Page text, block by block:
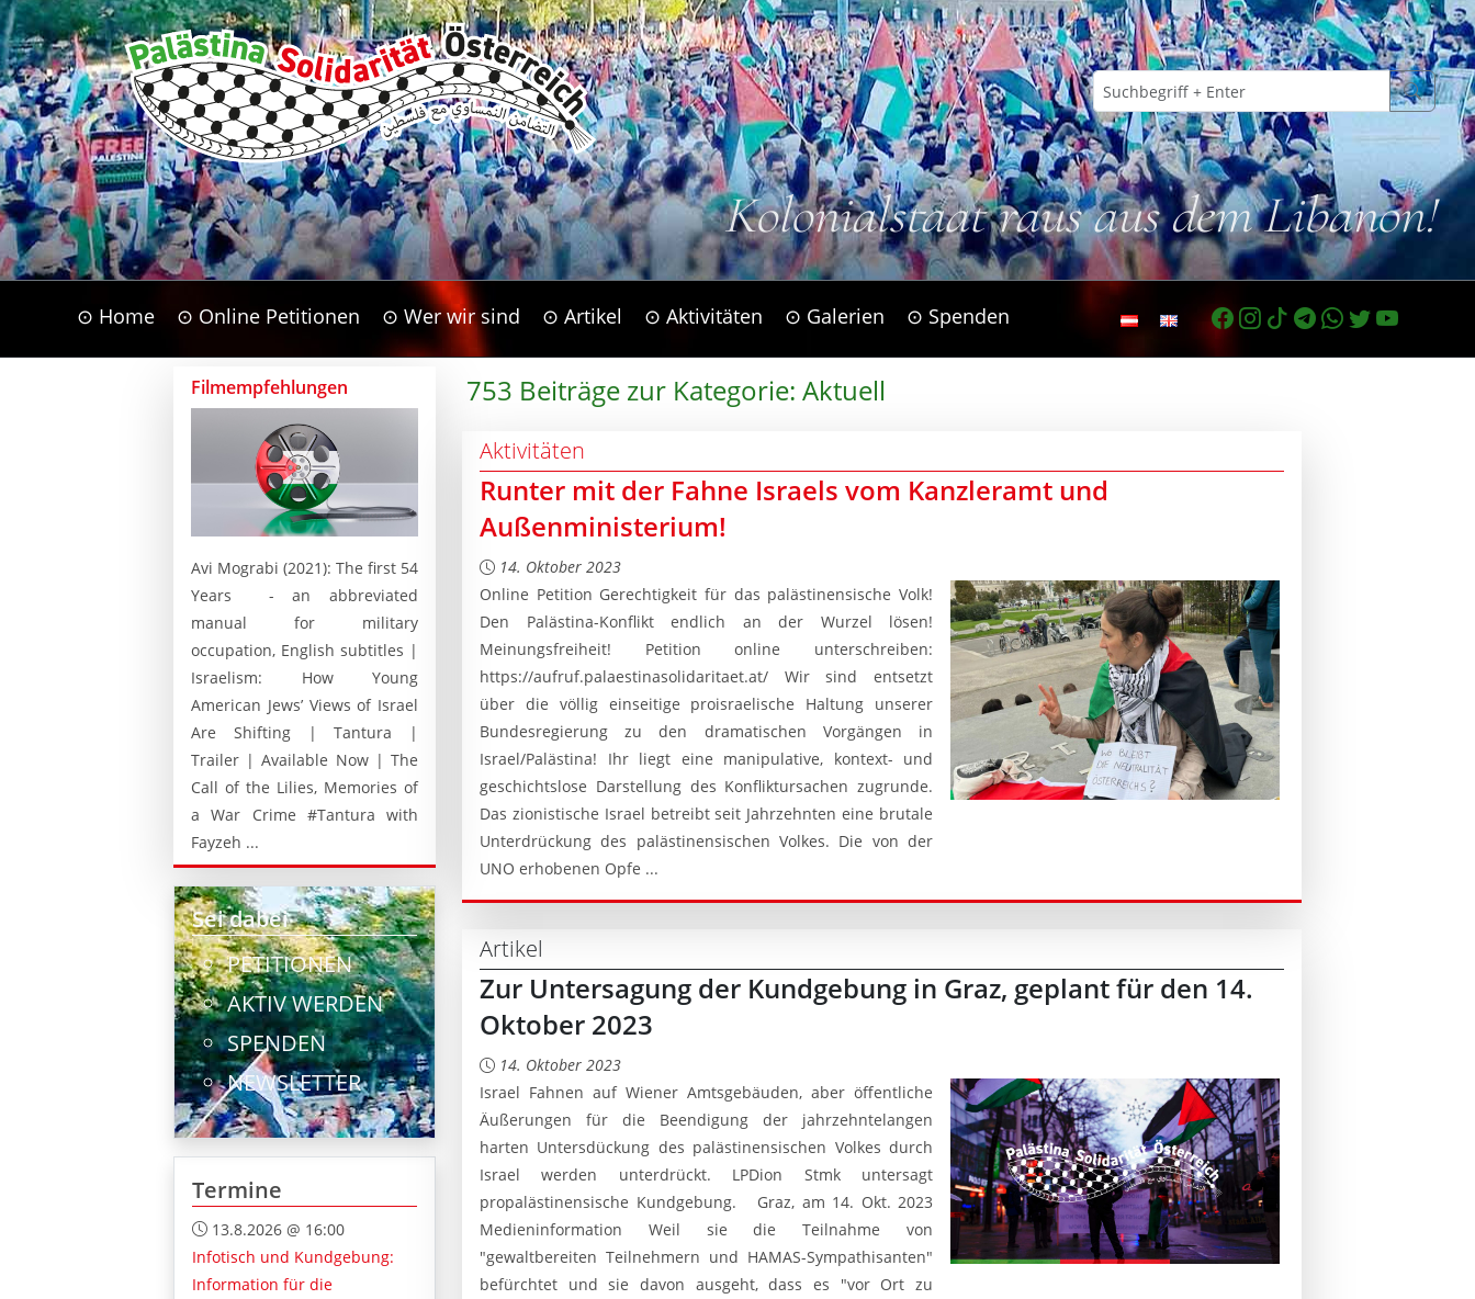
Kolonialstaat raus aus dem Libanon!
⊙ Home ⊙ Online Petitionen ⊙ Wer wir sind ⊙ Artikel ⊙ Aktivitäten ⊙ Galerien ⊙ Spenden
Filmempfehlungen
Avi Mograbi (2021): The first 54
Years - an abbreviated
manual for military
occupation, English subtitles |
Israelism: How Young
American Jews’ Views of Israel
Are Shifting | Tantura |
Trailer | Available Now | The
Call of the Lilies, Memories of
a War Crime #Tantura with
Fayzeh ...
Sei dabei
PETITIONEN
AKTIV WERDEN
SPENDEN
NEWSLETTER
Termine
13.8.2026 @ 16:00
Infotisch und Kundgebung:
Information für die
753 Beiträge zur Kategorie: Aktuell
Aktivitäten
Runter mit der Fahne Israels vom Kanzleramt und
Außenministerium!
14. Oktober 2023
Online Petition Gerechtigkeit für das palästinensische Volk!
Den Palästina-Konflikt endlich an der Wurzel lösen!
Meinungsfreiheit! Petition online unterschreiben:
https://aufruf.palaestinasolidaritaet.at/ Wir sind entsetzt
über die völlig einseitige proisraelische Haltung unserer
Bundesregierung zu den dramatischen Vorgängen in
Israel/Palästina! Ihr liegt eine manipulative, kontext- und
geschichtslose Darstellung des Konfliktursachen zugrunde.
Das zionistische Israel betreibt seit Jahrzehnten eine brutale
Unterdrückung des palästinensischen Volkes. Die von der
UNO erhobenen Opfe ...
Artikel
Zur Untersagung der Kundgebung in Graz, geplant für den 14.
Oktober 2023
14. Oktober 2023
Israel Fahnen auf Wiener Amtsgebäuden, aber öffentliche
Äußerungen für die Beendigung der jahrzehntelangen
harten Untersdückung des palästinensischen Volkes durch
Israel werden unterdrückt. LPDion Stmk untersagt
propalästinensische Kundgebung. Graz, am 14. Okt. 2023
Medieninformation Weil sie die Teilnahme von
"gewaltbereiten Teilnehmern und HAMAS-Sympathisanten"
befürchtet und sie davon ausgeht, dass es "vor Ort zu